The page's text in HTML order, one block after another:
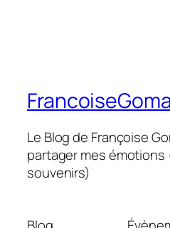
Le Blog de Françoise
partager mes
souvenirs)